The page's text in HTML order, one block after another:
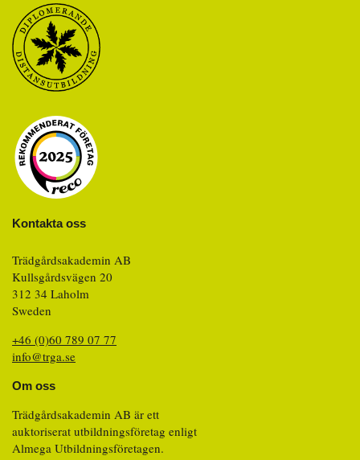
Om oss
Trädgårdsakademin AB är ett
auktoriserat utbildningsföretag enligt
Almega Utbildningsföretagen.
Kontakta oss
Trädgårdsakademin AB
Kullsgårdsvägen 20
312 34 Laholm
Sweden
+46 (0)60 789 07 77
info@trga.se